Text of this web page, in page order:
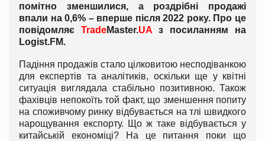
помітно зменшилися, а роздрібні продажі
впали на 0,6% – вперше після 2022 року. Про це
повідомляє TradeMaster.UA з посиланням на
Logist.FM.
Падіння продажів стало цілковитою несподіванкою
для експертів та аналітиків, оскільки ще у квітні
ситуація виглядала стабільно позитивною. Також
фахівців непокоїть той факт, що зменшення попиту
на споживчому ринку відбувається на тлі швидкого
нарощування експорту. Що ж таке відбувається у
китайській економіці? На це питання поки що